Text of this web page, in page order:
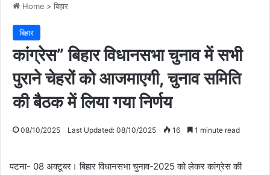
Home > बिहार
बिहार
कांग्रेस” बिहार विधानसभा चुनाव में सभी
पुराने चेहरों को आजमाएगी, चुनाव समिति
की बैठक में लिया गया निर्णय
08/10/2025 Last Updated: 08/10/2025 16 1 minute read
पटना- 08 अक्टूबर। बिहार विधानसभा चुनाव-2025 को लेकर कांग्रेस की